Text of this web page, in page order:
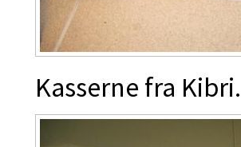
Kasserne fra Kibri.